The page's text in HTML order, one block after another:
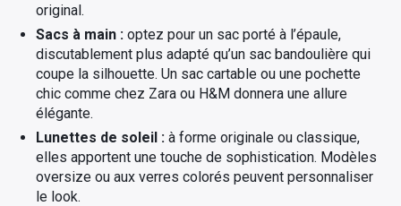
original.
Sacs à main : optez pour un sac porté à l’épaule,
discutablement plus adapté qu’un sac bandoulière qui
coupe la silhouette. Un sac cartable ou une pochette
chic comme chez Zara ou H&M donnera une allure
élégante.
Lunettes de soleil : à forme originale ou classique,
elles apportent une touche de sophistication. Modèles
oversize ou aux verres colorés peuvent personnaliser
le look.